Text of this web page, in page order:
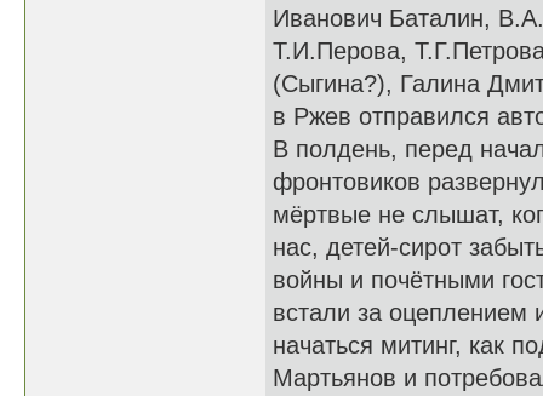
Иванович Баталин,
Т.И.Перова,
(Сыгина?), Галина
в Ржев отправился
В полдень, перед
фронтовиков
мёртвые не слышат,
нас, детей-сирот
войны и почётными
встали за оцеплением
начаться митинг, как
Мартьянов и